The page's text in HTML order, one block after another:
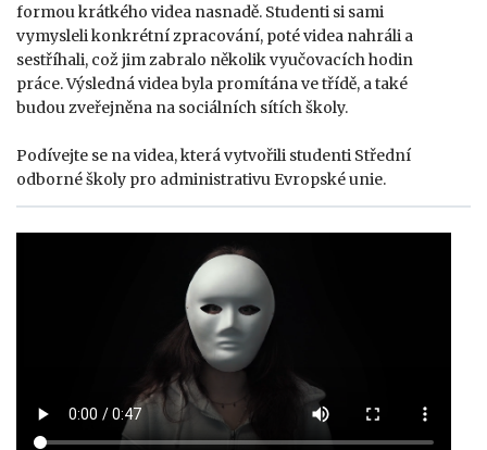
formou krátkého videa nasnadě. Studenti si sami
vymysleli konkrétní zpracování, poté videa nahráli a
sestříhali, což jim zabralo několik vyučovacích hodin
práce. Výsledná videa byla promítána ve třídě, a také
budou zveřejněna na sociálních sítích školy.
Podívejte se na videa, která vytvořili studenti Střední
odborné školy pro administrativu Evropské unie.